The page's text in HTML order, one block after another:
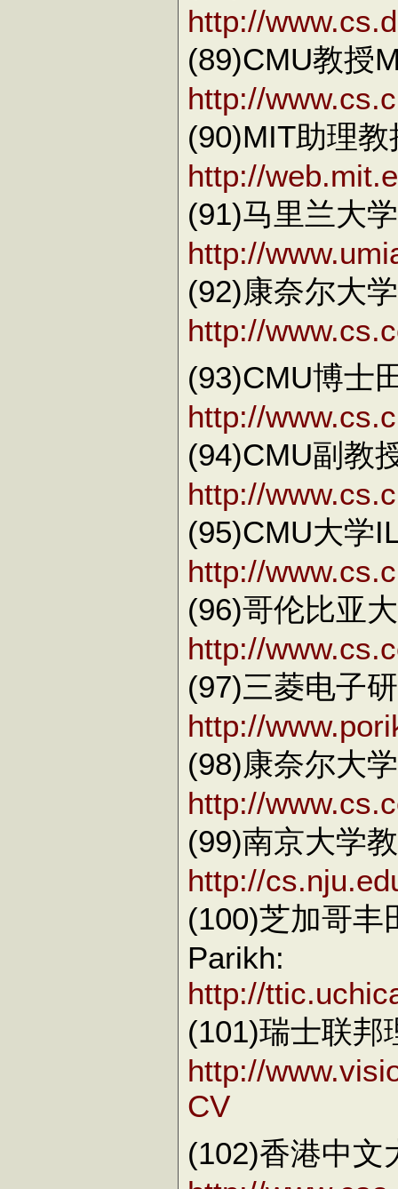
http://
(89)CMU教授
http://
(90)MIT助理
http://
(91)马里兰大
http://
(92)康奈尔大
http://
(93)CMU博士
http://
(94)CMU副教
http://
(95)CMU大学
http://
(96)哥伦比亚
http://
(97)三菱电子
http://
(98)康奈尔大
http://
(99)南京大学
http://
(100)芝加哥丰
Parikh:
http://
(101)瑞士联邦
http://
CV
(102)香港中文